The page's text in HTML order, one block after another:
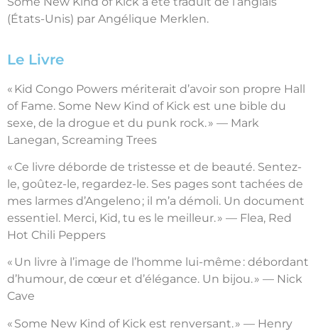
(États-Unis) par Angélique Merklen.
Le Livre
« Kid Congo Powers mériterait d’avoir son propre Hall
of Fame. Some New Kind of Kick est une bible du
sexe, de la drogue et du punk rock. » — Mark
Lanegan, Screaming Trees
« Ce livre déborde de tristesse et de beauté. Sentez-
le, goûtez-le, regardez-le. Ses pages sont tachées de
mes larmes d’Angeleno ; il m’a démoli. Un document
essentiel. Merci, Kid, tu es le meilleur. » — Flea, Red
Hot Chili Peppers
« Un livre à l’image de l’homme lui-même : débordant
d’humour, de cœur et d’élégance. Un bijou. » — Nick
Cave
« Some New Kind of Kick est renversant. » — Henry